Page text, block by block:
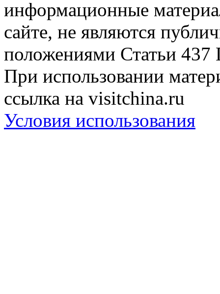
информационные
сайте, не являются
положениями Статьи 437
При использовании
ссылка на visitchina.ru
Условия использования